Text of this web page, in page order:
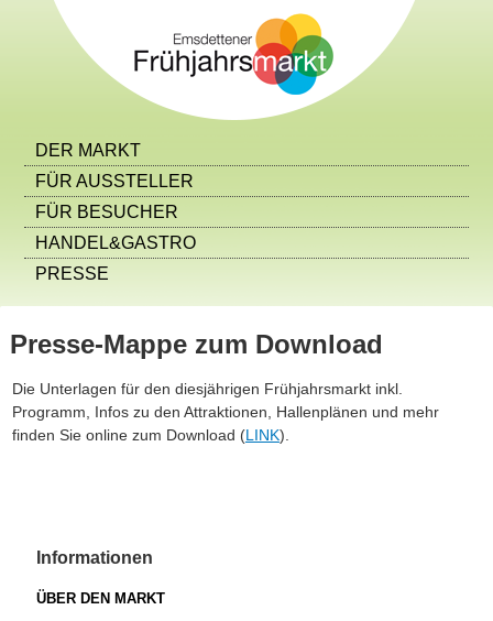
DER MARKT
FÜR AUSSTELLER
FÜR BESUCHER
HANDEL&GASTRO
PRESSE
Presse-Mappe zum Download
Die Unterlagen für den diesjährigen Frühjahrsmarkt inkl.
Programm, Infos zu den Attraktionen, Hallenplänen und mehr
finden Sie online zum Download (LINK).
Informationen
ÜBER DEN MARKT